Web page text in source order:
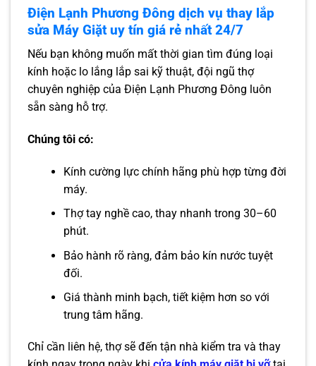
Điện Lạnh Phương Đông dịch vụ thay lắp
sửa Máy Giặt uy tín giá rẻ nhất 24/7
Nếu bạn không muốn mất thời gian tìm đúng loại
kính hoặc lo lắng lắp sai kỹ thuật, đội ngũ thợ
chuyên nghiệp của Điện Lạnh Phương Đông luôn
sẵn sàng hỗ trợ.
Chúng tôi có:
Kính cường lực chính hãng phù hợp từng đời
máy.
Thợ tay nghề cao, thay nhanh trong 30–60
phút.
Bảo hành rõ ràng, đảm bảo kín nước tuyệt
đối.
Giá thành minh bạch, tiết kiệm hơn so với
trung tâm hãng.
Chỉ cần liên hệ, thợ sẽ đến tận nhà kiểm tra và thay